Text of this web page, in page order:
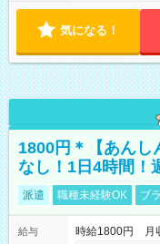
気になる！
1800円＊【あんし
なし！1日4時間！
派遣 職種未経験OK ブ
給与
時給1800円 月